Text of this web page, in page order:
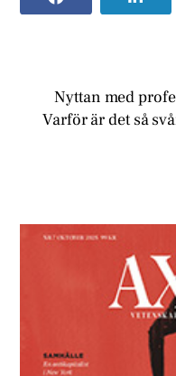
Nyttan med
Varför är det så